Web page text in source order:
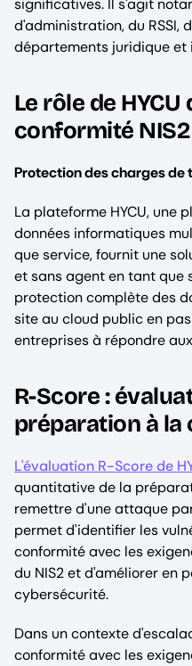
significatives. Il s'agit
d'administration, du RSSI,
départements juridique et
Le rôle de HYCU
conformité NIS2
Protection des charges de
La plateforme HYCU, une
données informatiques
que service, fournit une
et sans agent en tant que
protection complète des
site au cloud public en
entreprises à répondre
R-Score :
préparation à
L'évaluation R-Score de
quantitative de la
remettre d'une attaque
permet d'identifier les
conformité avec les
du NIS2 et d'améliorer en
cybersécurité.
Dans un contexte
conformité avec les